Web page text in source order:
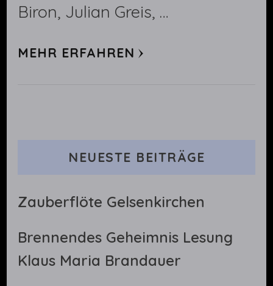
Biron, Julian Greis, …
MEHR ERFAHREN
NEUESTE BEITRÄGE
Zauberflöte Gelsenkirchen
Brennendes Geheimnis Lesung
Klaus Maria Brandauer